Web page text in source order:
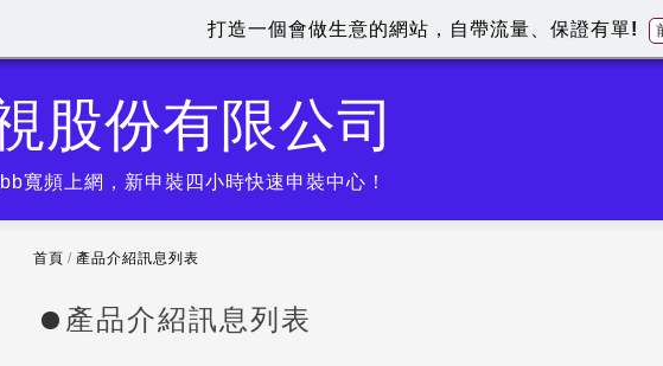
股份有限公司
寬頻上網，新申裝四小時快速申裝中心！
首頁 / 產品介紹訊息列表
產品介紹訊息列表
打造一個會做生意的網站，自帶流量、保證有單!